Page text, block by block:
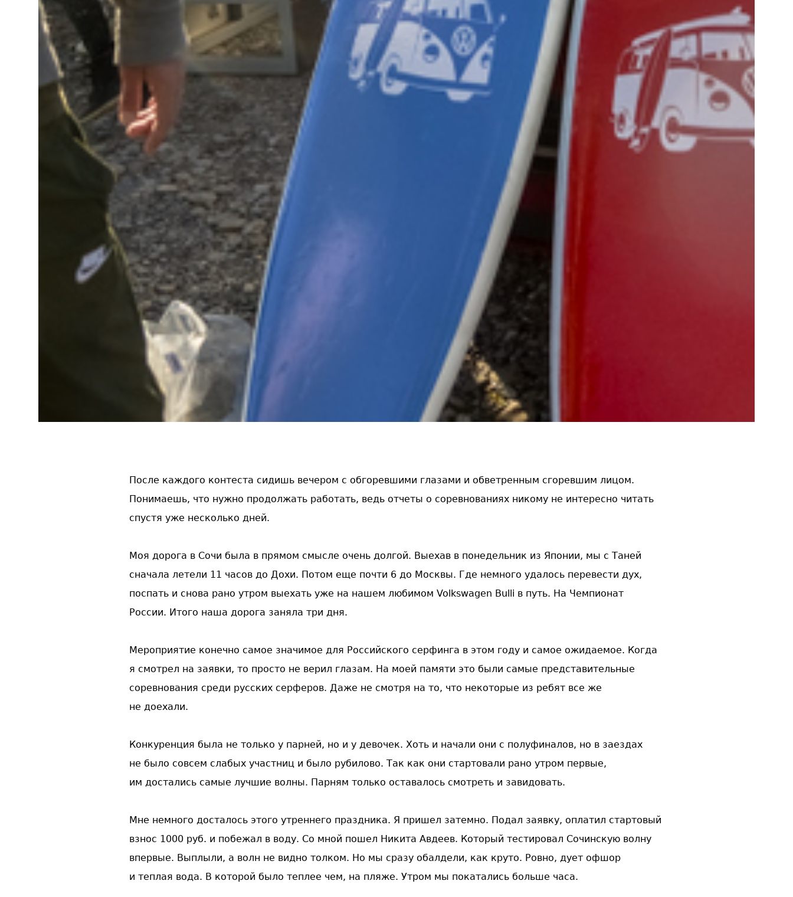
После каждого контеста сидишь вечером с обгоревшими глазами и обветренным сгоревшим лицом.
Понимаешь, что нужно продолжать работать, ведь отчеты о соревнованиях никому не интересно читать
спустя уже несколько дней.
Моя дорога в Сочи была в прямом смысле очень долгой. Выехав в понедельник из Японии, мы с Таней
сначала летели 11 часов до Дохи. Потом еще почти 6 до Москвы. Где немного удалось перевести дух,
поспать и снова рано утром выехать уже на нашем любимом Volkswagen Bulli в путь. На Чемпионат
России. Итого наша дорога заняла три дня.
Мероприятие конечно самое значимое для Российского серфинга в этом году и самое ожидаемое. Когда
я смотрел на заявки, то просто не верил глазам. На моей памяти это были самые представительные
соревнования среди русских серферов. Даже не смотря на то, что некоторые из ребят все же
не доехали.
Конкуренция была не только у парней, но и у девочек. Хоть и начали они с полуфиналов, но в заездах
не было совсем слабых участниц и было рубилово. Так как они стартовали рано утром первые,
им достались самые лучшие волны. Парням только оставалось смотреть и завидовать.
Мне немного досталось этого утреннего праздника. Я пришел затемно. Подал заявку, оплатил стартовый
взнос 1000 руб. и побежал в воду. Со мной пошел Никита Авдеев. Который тестировал Сочинскую волну
впервые. Выплыли, а волн не видно толком. Но мы сразу обалдели, как круто. Ровно, дует офшор
и теплая вода. В которой было теплее чем, на пляже. Утром мы покатались больше часа.